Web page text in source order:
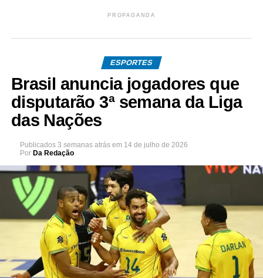
PROPAGANDA
ESPORTES
Brasil anuncia jogadores que
disputarão 3ª semana da Liga
das Nações
Publicados 3 semanas atrás em 14 de julho de 2026
Por Da Redação